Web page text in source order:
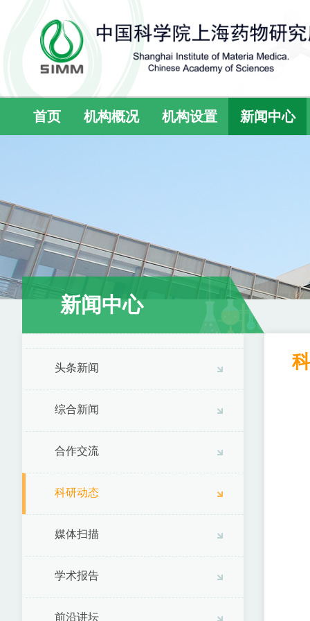
首页 机构概况 机构设置 新闻中心
新闻中心
头条新闻
综合新闻
合作交流
科研动态
媒体扫描
学术报告
前沿讲坛